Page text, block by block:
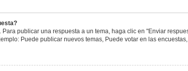
publicar una respuesta a un tema, haga clic en "Enviar
Puede publicar nuevos temas, Puede votar en las